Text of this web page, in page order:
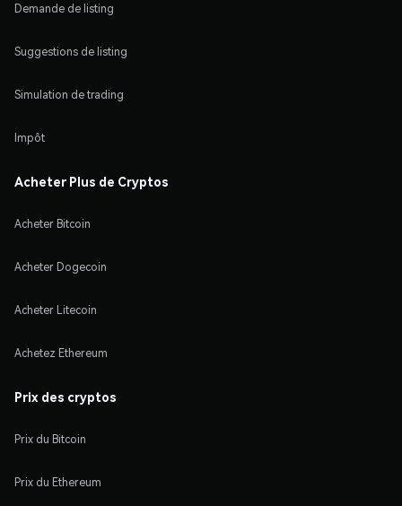
Demande de listing
Suggestions de listing
Simulation de trading
Impôt
Acheter Plus de Cryptos
Acheter Bitcoin
Acheter Dogecoin
Acheter Litecoin
Achetez Ethereum
Prix des cryptos
Prix du Bitcoin
Prix du Ethereum